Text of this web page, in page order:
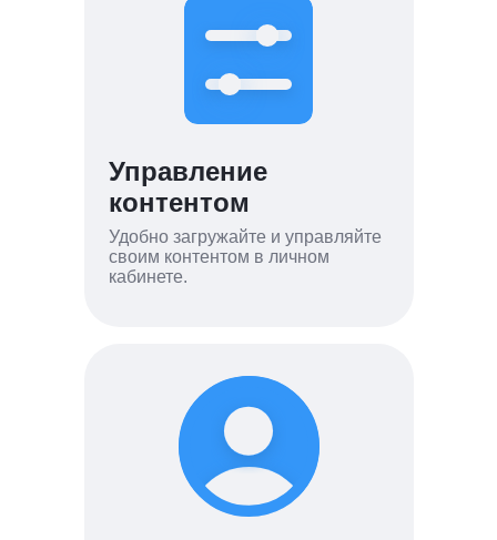
Удобно загружайте и управляйте
своим контентом в личном
кабинете.
Управление
контентом